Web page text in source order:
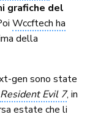
grafiche del
Wccftech ha
della
gen sono state
Resident Evil 7, in
estate che li